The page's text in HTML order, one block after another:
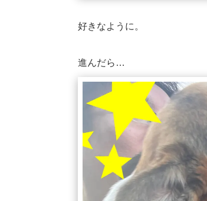
好きなように。
進んだら…